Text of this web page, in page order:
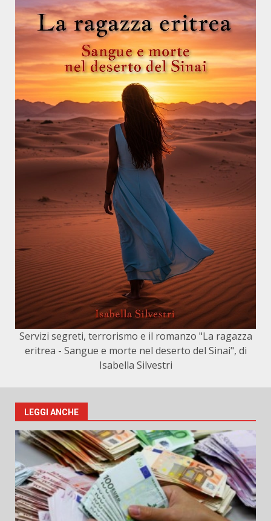
Servizi segreti, terrorismo e il romanzo "La ragazza
eritrea - Sangue e morte nel deserto del Sinai", di
Isabella Silvestri
LEGGI ANCHE